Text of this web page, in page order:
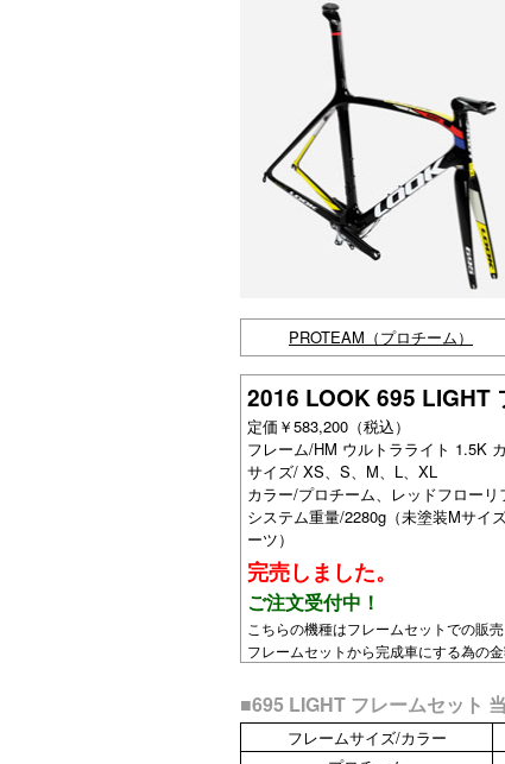
PROTEAM（プロチーム）
2016 LOOK 695 LIGHT
定価￥583,200（税込）
フレーム/HM ウルトラライト 1.5K
サイズ/ XS、S、M、L、XL
カラー/プロチーム、レッドフロー
システム重量/2280g（未塗装Mサイ
ーツ）
完売しました。
ご注文受付中！
こちらの機種はフレームセットでの販
フレームセットから完成車にする為の
■695 LIGHT フレームセット
フレームサイズ/カラー